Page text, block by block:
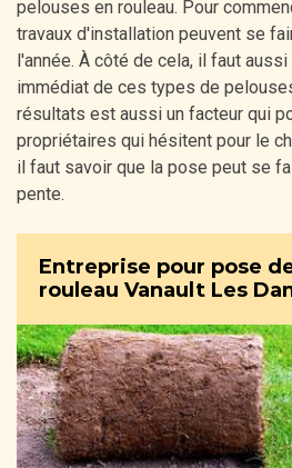
pelouses en rouleau. Pour
travaux d'installation peuvent se
l'année. À côté de cela, il faut
immédiat de ces types de
résultats est aussi un facteur qui
propriétaires qui hésitent pour le
il faut savoir que la pose peut se
pente.
Entreprise pour pose
rouleau Vanault Les